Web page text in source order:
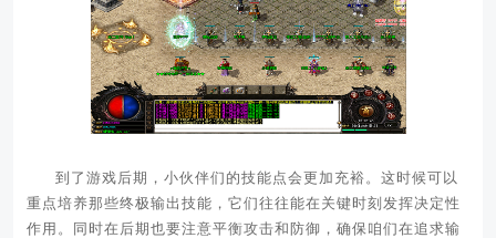
到了游戏后期，小伙伴们的技能点会更加充裕。这时候可以
重点培养那些终极输出技能，它们往往能在关键时刻发挥决定性
作用。同时在后期也要注意平衡攻击和防御，确保咱们在追求输